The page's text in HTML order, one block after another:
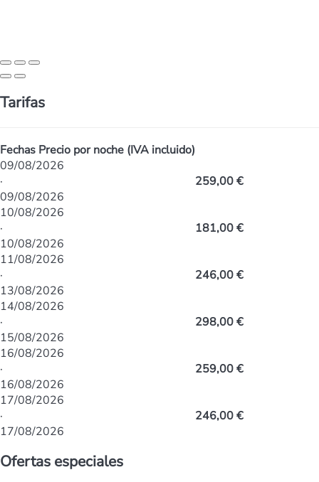
Tarifas
Fechas Precio por noche (IVA incluido)
09/08/2026
·
09/08/2026
259,00 €
10/08/2026
·
10/08/2026
181,00 €
11/08/2026
·
13/08/2026
246,00 €
14/08/2026
·
15/08/2026
298,00 €
16/08/2026
·
16/08/2026
259,00 €
17/08/2026
·
17/08/2026
246,00 €
Ofertas especiales